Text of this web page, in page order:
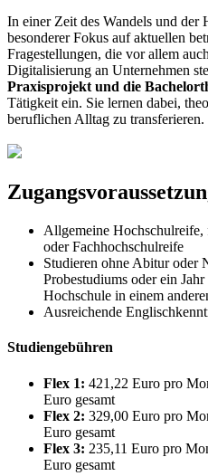
In einer Zeit des Wandels und der
besonderer Fokus auf aktuellen
Fragestellungen, die vor allem
Digitalisierung an Unternehmen
Praxisprojekt und die
Tätigkeit ein. Sie lernen dabei,
beruflichen Alltag zu transferieren.
Allgemeine Hochschulreife,
oder Fachhochschulreife
Studieren ohne Abitur oder
Probestudiums oder ein
Hochschule in einem
Ausreichende
Studiengebühren
Flex 1: 421,22 Euro pro
Euro gesamt
Flex 2: 329,00 Euro pro
Euro gesamt
Flex 3: 235,11 Euro pro
Euro gesamt